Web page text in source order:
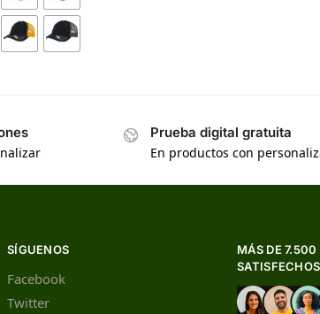
Prueba digital gratuita
En productos con
SÍGUENOS
Facebook
Twitter
MÁS DE
SATISFECHOS